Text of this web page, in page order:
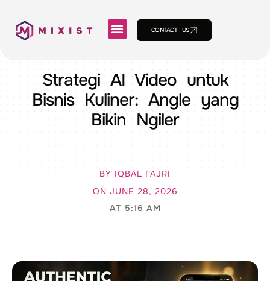
CONTACT US
Strategi AI Video untuk
Bisnis Kuliner: Angle yang
Bikin Ngiler
BY IQBAL FAJRI
ON JUNE 28, 2026
AT 5:16 AM